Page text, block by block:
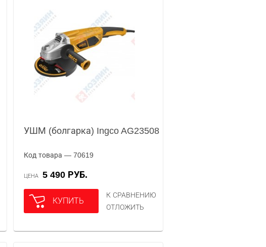
УШМ (болгарка) Ingco AG23508
Код товара — 70619
ЦЕНА 5 490 РУБ.
КУПИТЬ
К СРАВНЕНИЮ
ОТЛОЖИТЬ